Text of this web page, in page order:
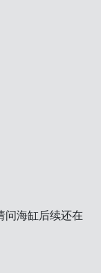
问海缸后续还在